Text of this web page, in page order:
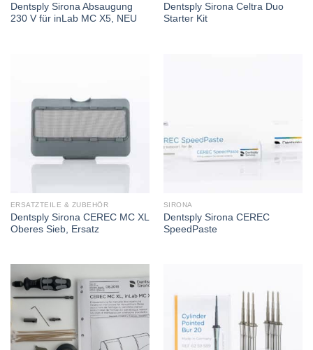
Dentsply Sirona Absaugung
230 V für inLab MC X5, NEU
Dentsply Sirona Celtra Duo
Starter Kit
ERSATZTEILE & ZUBEHÖR
Dentsply Sirona CEREC MC XL
Oberes Sieb, Ersatz
SIRONA
Dentsply Sirona CEREC
SpeedPaste